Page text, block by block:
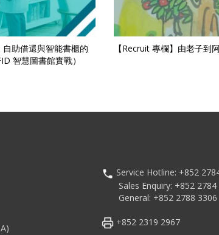
助借還與智能書櫃的
智慧圖書館實戰）
【Recruit 專欄】由老子到
Service Hotline: +852
Sales Enquiry: +852 2784
General: +852 2788 3306
+852 2319 2967